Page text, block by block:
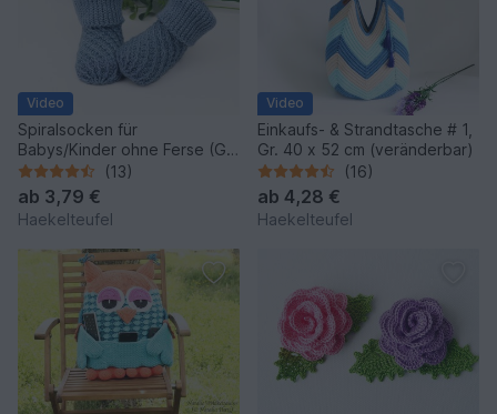
Video
Spiralsocken für
Babys/Kinder ohne Ferse (Gr.
50-116, veränderbar)
(13)
ab 3,79 €
Haekelteufel
Video
Einkaufs- & Strandtasche # 1,
Gr. 40 x 52 cm (veränderbar)
(16)
ab 4,28 €
Haekelteufel